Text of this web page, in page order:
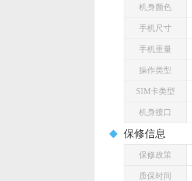
机身颜色
手机尺寸
手机重量
操作类型
SIM卡类型
机身接口
保修信息
保修政策
质保时间